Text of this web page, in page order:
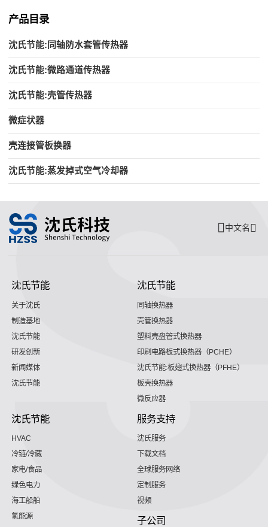
产品目录
沈氏节能:同轴防水套管传热器
沈氏节能:微路通道传热器
沈氏节能:壳管传热器
微症状器
壳连接管板换器
沈氏节能:蒸发掉式空气冷却器
中文名
沈氏节能
关于沈氏
制造基地
沈氏节能
研发创新
新闻媒体
沈氏节能
沈氏节能
同轴换热器
壳管换热器
塑料壳盘管式换热器
印刷电路板式换热器（PCHE）
沈氏节能:板翅式换热器（PFHE）
板壳换热器
微反应器
沈氏节能
HVAC
冷链/冷藏
家电/食品
绿色电力
海工船舶
氢能源
服务支持
沈氏服务
下载文档
全球服务网络
定制服务
视频
子公司